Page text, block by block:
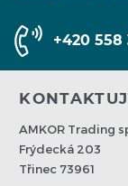
+420 558
AMKOR Trading
Frýdecká 203
Třinec 73961